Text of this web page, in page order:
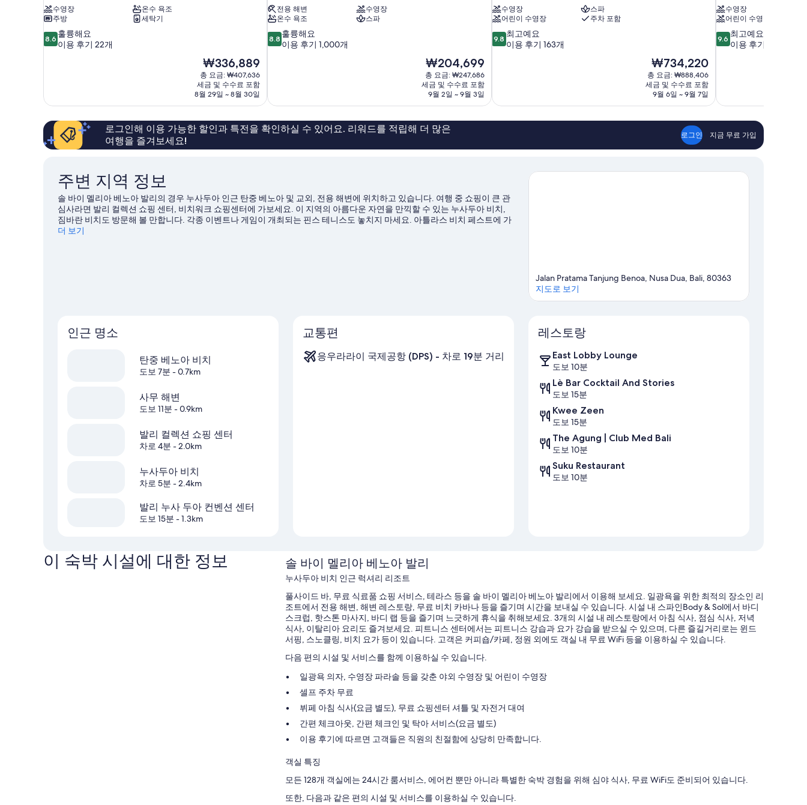
수영장
온수 욕조
주방
세탁기
10
점
점,
훌
륭
해
요,
이
8.6 훌륭해요
이용 후기 22개
현
재
요
금
₩336,889
₩336,889
총 요금: ₩407,636
세금 및 수수료 포함
8월 29일 ~ 8월 30일
전용 해변
수영장
온수 욕조
스파
10
점
점,
훌
륭
해
이
1,000
개
8.8 훌륭해요
이용 후기 1,000개
현
재
요
금
₩204,699
₩204,699
총 요금: ₩247,686
세금 및 수수료 포함
9월 2일 ~ 9월 3일
수영장
스파
어린이 수영장
주차 포함
10
점
점,
최
고
이
163
개
9.8 최고예요
이용 후기 163개
현
재
요
금
₩734,220
₩734,220
총 요금: ₩888,406
세금 및 수수료 포함
9월 6일 ~ 9월 7일
수영장
어린이 수영장
10
점
점,
최
고
예
요,
이
후
9.6 최고예요
이용 후기 304개
로그인해 이용 가능한 할인과 특전을 확인하실 수 있어요. 리워드를 적립해 더 많은
여행을 즐겨보세요!
로그인 지금 무료 가입
주변 지역 정보
솔 바이 멜리아 베노아 발리의 경우 누사두아 인근 탄중 베노아 및 교외, 전용 해변에 위치하고 있습니다. 여행 중 쇼핑이 큰 관
심사라면 발리 컬렉션 쇼핑 센터, 비치워크 쇼핑센터에 가보세요. 이 지역의 아름다운 자연을 만끽할 수 있는 누사두아 비치,
짐바란 비치도 방문해 볼 만합니다. 각종 이벤트나 게임이 개최되는 핀스 테니스도 놓치지 마세요. 아틀라스 비치 페스트에 가
보지 않고서는 여기서 나이트라이프를 경험했다고 할 수 없죠. 일정에 여유가 있다면 스쿠버다이빙, 래프팅, 낚시 같은 액티비
더 보기
Jalan Pratama Tanjung Benoa, Nusa Dua, Bali, 80363
지도로 보기
인근 명소
탄중 베노아 비치
도보 7분 - 0.7km
사무 해변
도보 11분 - 0.9km
발리 컬렉션 쇼핑 센터
차로 4분 - 2.0km
누사두아 비치
차로 5분 - 2.4km
발리 누사 두아 컨벤션 센터
도보 15분 - 1.3km
교통편
응우라라이 국제공항 (DPS) - 차로 19분 거리
레스토랑
East Lobby Lounge
도보 10분
Lè Bar Cocktail And Stories
도보 15분
Kwee Zeen
도보 15분
The Agung | Club Med Bali
도보 10분
Suku Restaurant
도보 10분
이 숙박 시설에 대한 정보 솔 바이 멜리아 베노아 발리
누사두아 비치 인근 럭셔리 리조트
풀사이드 바, 무료 식료품 쇼핑 서비스, 테라스 등을 솔 바이 멜리아 베노아 발리에서 이용해 보세요. 일광욕을 위한 최적의 장소인 리
조트에서 전용 해변, 해변 레스토랑, 무료 비치 카바나 등을 즐기며 시간을 보내실 수 있습니다. 시설 내 스파인Body & Sol에서 바디
스크럽, 핫스톤 마사지, 바디 랩 등을 즐기며 느긋하게 휴식을 취해보세요. 3개의 시설 내 레스토랑에서 아침 식사, 점심 식사, 저녁
식사, 이탈리아 요리도 즐겨보세요. 피트니스 센터에서는 피트니스 강습과 요가 강습을 받으실 수 있으며, 다른 즐길거리로는 윈드
서핑, 스노클링, 비치 요가 등이 있습니다. 고객은 커피숍/카페, 정원 외에도 객실 내 무료 WiFi 등을 이용하실 수 있습니다.
다음 편의 시설 및 서비스를 함께 이용하실 수 있습니다.
일광욕 의자, 수영장 파라솔 등을 갖춘 야외 수영장 및 어린이 수영장
셀프 주차 무료
뷔페 아침 식사(요금 별도), 무료 쇼핑센터 셔틀 및 자전거 대여
간편 체크아웃, 간편 체크인 및 탁아 서비스(요금 별도)
이용 후기에 따르면 고객들은 직원의 친절함에 상당히 만족합니다.
객실 특징
모든 128개 객실에는 24시간 룸서비스, 에어컨 뿐만 아니라 특별한 숙박 경험을 위해 심야 식사, 무료 WiFi도 준비되어 있습니다.
또한, 다음과 같은 편의 시설 및 서비스를 이용하실 수 있습니다.